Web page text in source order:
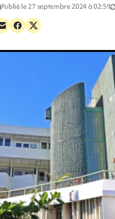
Publié le 27 septembre 2024 à 02:59